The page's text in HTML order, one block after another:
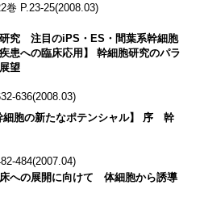
巻 P.23-25(2008.03)
研究 注目のiPS・ES・間葉系幹細胞
患への臨床応用】 幹細胞研究のパラ
望
636(2008.03)
細胞の新たなポテンシャル】 序 幹
484(2007.04)
への展開に向けて 体細胞から誘導